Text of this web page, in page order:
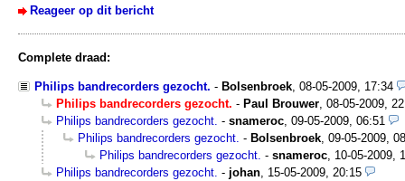
Reageer op dit bericht
Complete draad:
Philips bandrecorders gezocht. - Bolsenbroek, 08-05-2009, 17:34
Philips bandrecorders gezocht. - Paul Brouwer, 08-05-2009,
Philips bandrecorders gezocht. - snameroc, 09-05-2009, 06:51
Philips bandrecorders gezocht. - Bolsenbroek, 09-05-2009,
Philips bandrecorders gezocht. - snameroc, 10-05-2009,
Philips bandrecorders gezocht. - johan, 15-05-2009, 20:15